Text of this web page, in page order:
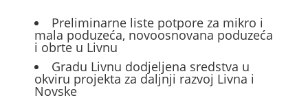
Preliminarne liste potpore za mikro i
mala poduzeća, novoosnovana poduzeća
i obrte u Livnu
Gradu Livnu dodjeljena sredstva u
okviru projekta za daljnji razvoj Livna i
Novske